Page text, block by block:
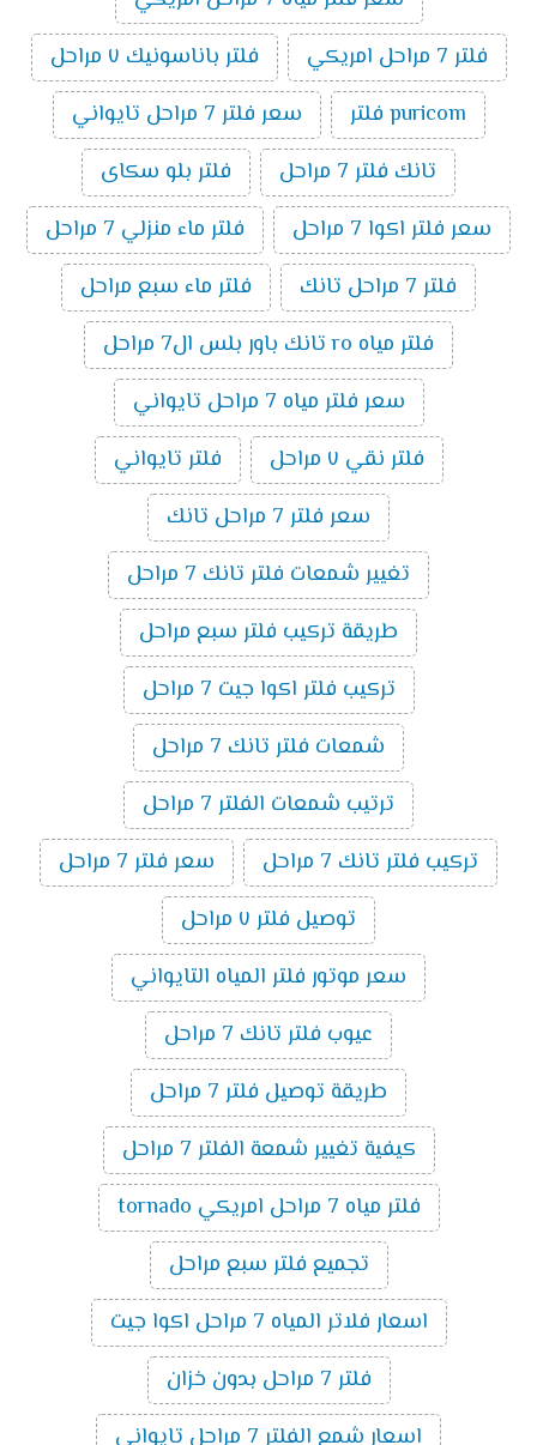
فلتر 7 مراحل امريكي
فلتر باناسونيك ٧ مراحل
puricom فلتر
سعر فلتر 7 مراحل تايواني
تانك فلتر 7 مراحل
فلتر بلو سكاى
سعر فلتر اكوا 7 مراحل
فلتر ماء منزلي 7 مراحل
فلتر 7 مراحل تانك
فلتر ماء سبع مراحل
فلتر مياه ro تانك باور بلس ال7 مراحل
سعر فلتر مياه 7 مراحل تايواني
فلتر نقي ٧ مراحل
فلتر تايواني
سعر فلتر 7 مراحل تانك
تغيير شمعات فلتر تانك 7 مراحل
طريقة تركيب فلتر سبع مراحل
تركيب فلتر اكوا جيت 7 مراحل
شمعات فلتر تانك 7 مراحل
ترتيب شمعات الفلتر 7 مراحل
تركيب فلتر تانك 7 مراحل
سعر فلتر 7 مراحل
توصيل فلتر ٧ مراحل
سعر موتور فلتر المياه التايواني
عيوب فلتر تانك 7 مراحل
طريقة توصيل فلتر 7 مراحل
كيفية تغيير شمعة الفلتر 7 مراحل
فلتر مياه 7 مراحل امريكي tornado
تجميع فلتر سبع مراحل
اسعار فلاتر المياه 7 مراحل اكوا جيت
فلتر 7 مراحل بدون خزان
اسعار شمع الفلتر 7 مراحل تايواني